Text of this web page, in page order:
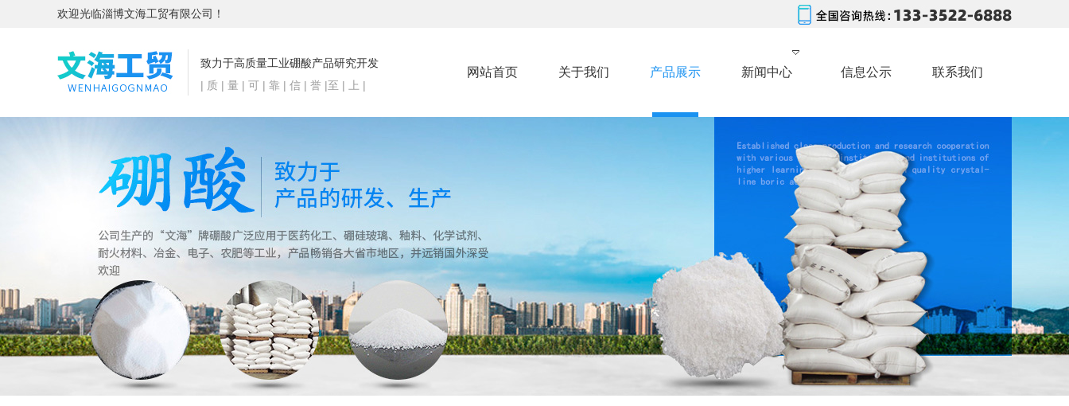
欢迎光临淄博文海工贸有限公司！
致力于高质量工业硼酸产品研究开发
| 质 | 量 | 可 | 靠 | 信 | 誉 |至 | 上 |
网站首页 关于我们 产品展示 新闻中心 信息公示 联系我们